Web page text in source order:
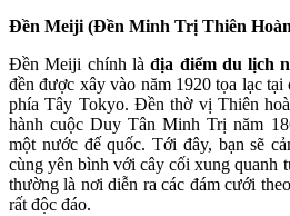
Đền Meiji (Đền Minh Trị Thiên
Đền Meiji chính là địa điểm du lịch
đền được xây vào năm 1920 tọa lạc
phía Tây Tokyo. Đền thờ vị Thiên
hành cuộc Duy Tân Minh Trị năm
một nước đế quốc. Tới đây, bạn sẽ
cùng yên bình với cây cối xung quanh
thường là nơi diễn ra các đám cưới
rất độc đáo.